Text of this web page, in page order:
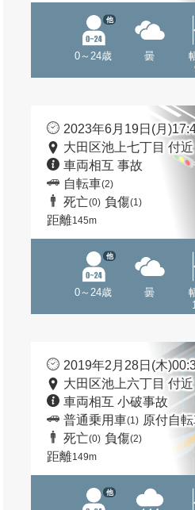
0～24歳
他
曇
2023年6月19日(月
大田区池上七丁目 付近
車両相互 事故
自転車(2)
死亡(0) 負傷(1)
距離145m
0～24歳
他
曇
2019年2月28日(木
大田区池上六丁目 付近
車両相互 小破事故
普通乗用車(1) 原付自
死亡(0) 負傷(2)
距離149m
他